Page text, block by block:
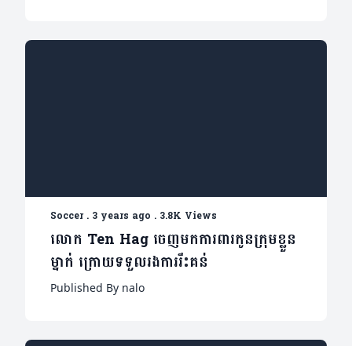
Soccer. 3 years ago . 3.8K Views
លោក Ten Hag ចេញមកការពារកូនក្រុមខ្លួន
ម្នាក់ ក្រោយទទួលរងការរឹះគន់
Published By nalo